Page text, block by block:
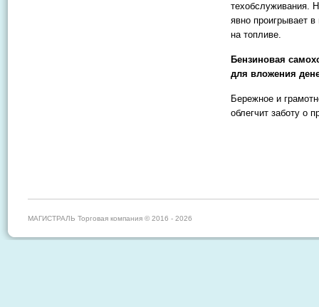
техобслуживания.
явно проигрывает
на топливе.
Бензиновая
для вложения
Бережное и
облегчит заботу о
МАГИСТРАЛЬ Торговая компания © 2016 - 2026